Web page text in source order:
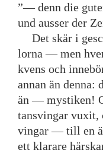
”— denn die
und ausser der
Det skär i
lorna — men
kvens och
annan än denna:
än — mystiken!
tansvingar vuxit,
vingar — till en
ett klarare